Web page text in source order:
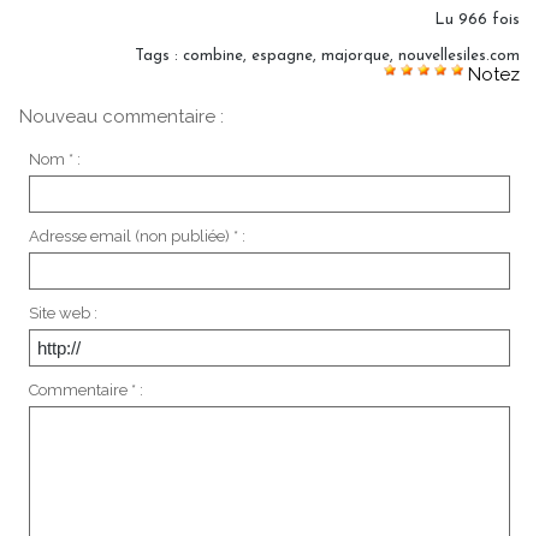
Lu 966 fois
Tags : combine, espagne, majorque, nouvellesiles.com
Notez
Nouveau commentaire :
Nom * :
Adresse email (non publiée) * :
Site web :
Commentaire * :